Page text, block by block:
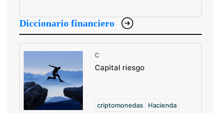
Diccionario financiero
C
Capital riesgo
criptomonedas
Hacienda